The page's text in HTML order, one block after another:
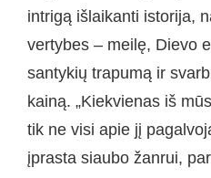
intrigą išlaikanti istorija,
vertybes – meilę, Dievo
santykių trapumą ir
kainą. „Kiekvienas iš
tik ne visi apie jį
įprasta siaubo žanrui,